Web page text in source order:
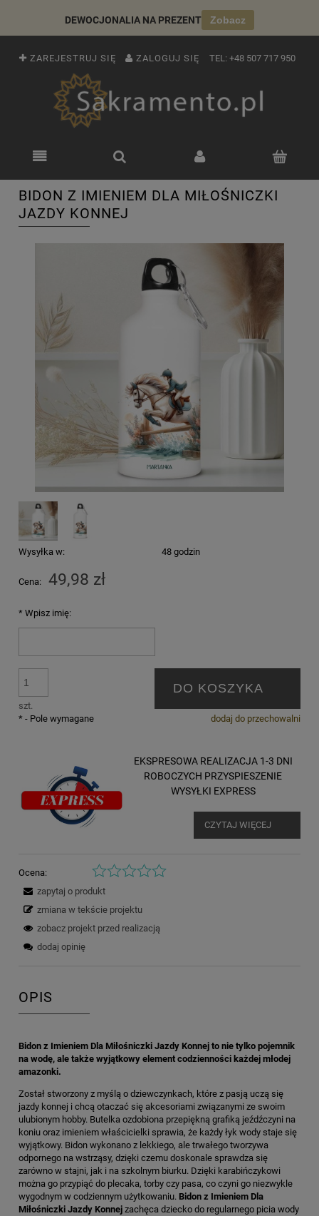
DEWOCJONALIA NA PREZENT Zobacz
ZAREJESTRUJ SIĘ ZALOGUJ SIĘ TEL: +48 507 717 950
BIDON Z IMIENIEM DLA MIŁOŚNICZKI
JAZDY KONNEJ
Wysyłka w: 48 godzin
Cena: 49,98 zł
* Wpisz imię:
szt.
DO KOSZYKA
dodaj do przechowalni
* - Pole wymagane
EKSPRESOWA REALIZACJA 1-3 DNI
ROBOCZYCH PRZYSPIESZENIE
WYSYŁKI EXPRESS
CZYTAJ WIĘCEJ
Ocena:
zapytaj o produkt
zmiana w tekście projektu
zobacz projekt przed realizacją
dodaj opinię
OPIS
Bidon z Imieniem Dla Miłośniczki Jazdy Konnej to nie tylko pojemnik
na wodę, ale także wyjątkowy element codzienności każdej młodej
amazonki.
Został stworzony z myślą o dziewczynkach, które z pasją uczą się
jazdy konnej i chcą otaczać się akcesoriami związanymi ze swoim
ulubionym hobby. Butelka ozdobiona przepiękną grafiką jeźdźczyni na
koniu oraz imieniem właścicielki sprawia, że każdy łyk wody staje się
wyjątkowy. Bidon wykonano z lekkiego, ale trwałego tworzywa
odpornego na wstrząsy, dzięki czemu doskonale sprawdza się
zarówno w stajni, jak i na szkolnym biurku. Dzięki karabińczykowi
można go przypiąć do plecaka, torby czy pasa, co czyni go niezwykle
wygodnym w codziennym użytkowaniu. Bidon z Imieniem Dla
Miłośniczki Jazdy Konnej zachęca dziecko do regularnego picia wody